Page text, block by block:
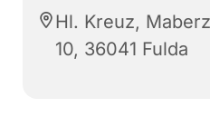
Hl. Kreuz,
10, 36041 Fulda